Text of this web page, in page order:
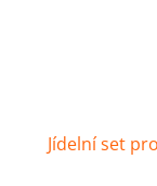
Jídelní set